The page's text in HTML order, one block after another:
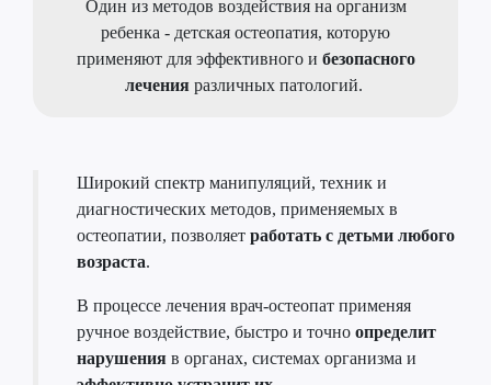
Один из методов воздействия на организм
ребенка - детская остеопатия, которую
применяют для эффективного и безопасного
леченияразличных патологий.
Широкий спектр манипуляций, техник и
диагностических методов, применяемых в
остеопатии, позволяет работать с детьми любого
возраста.
В процессе лечения врач-остеопат применяя
ручное воздействие, быстро и точно определит
нарушения в органах, системах организма и